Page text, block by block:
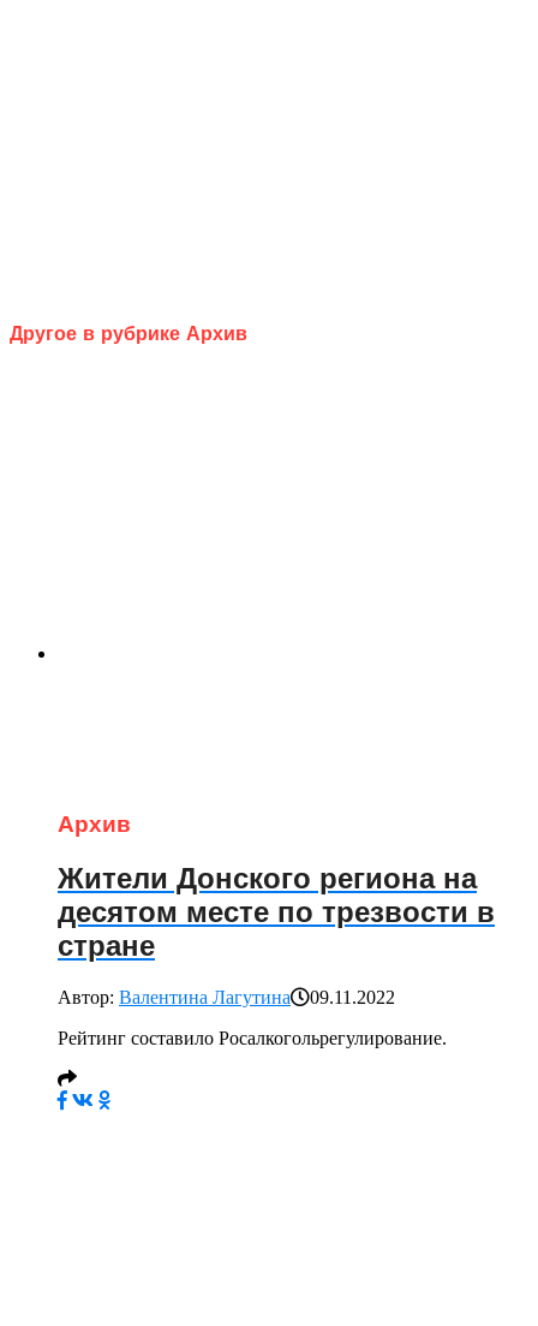
Другое в рубрике Архив
Архив
Жители Донского региона на
десятом месте по трезвости в
стране
Автор: Валентина Лагутина
09.11.2022
Рейтинг составило Росалкогольрегулирование.